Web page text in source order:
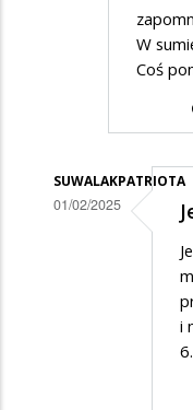
W
Coś
SUWALAKPATRIOTA
01/02/2025
i